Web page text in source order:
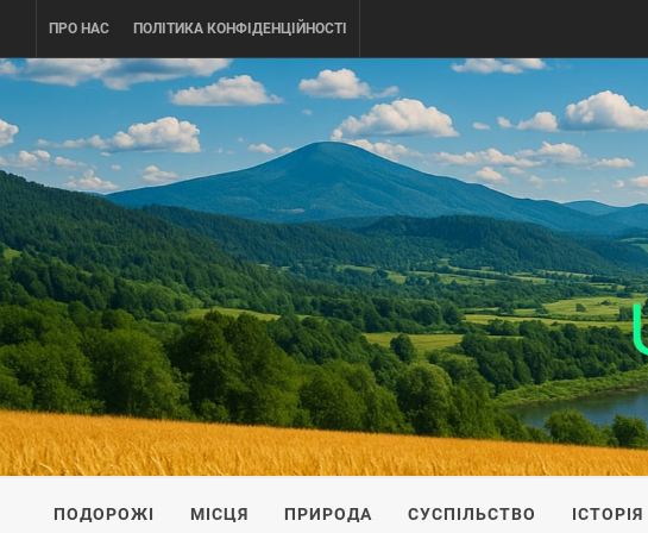
content
ПРО НАС ПОЛІТИКА КОНФІДЕНЦІЙНОСТІ
UKRAINE-IS
ПОДОРОЖI ПО УКРАЇНІ
ПОДОРОЖІ МІСЦЯ ПРИРОДА СУСПІЛЬСТВО ІСТОРІЯ